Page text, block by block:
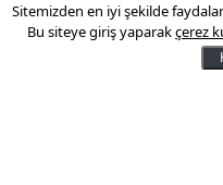
"Türk
önemli
Sitemizden en iyi şekilde
Bu siteye giriş yaparakçerez